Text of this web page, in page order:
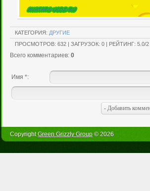
КАТЕГОРИЯ: ДРУГИЕ
ПРОСМОТРОВ: 632 | ЗАГРУЗОК: 0 | РЕЙТИНГ: 5.0/2
Всего комментариев: 0
Имя *:
CopyrightGreen Grizzly Group © 2026